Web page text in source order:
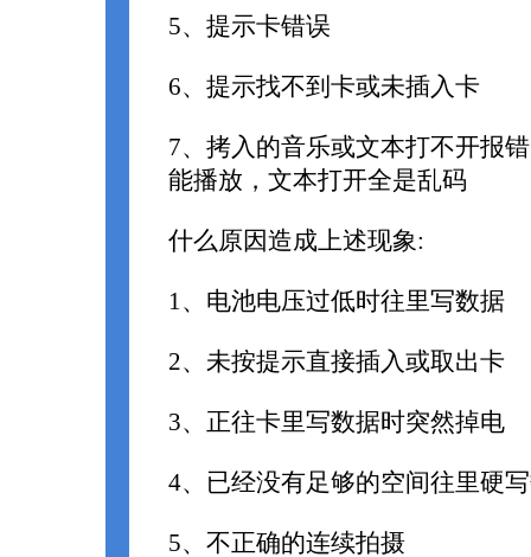
5、提示卡错误
6、提示找不到卡或未插入卡
7、拷入的音乐或文本打不开报
能播放，文本打开全是乱码
什么原因造成上述现象:
1、电池电压过低时往里写数据
2、未按提示直接插入或取出卡
3、正往卡里写数据时突然掉电
4、已经没有足够的空间往里硬
5、不正确的连续拍摄